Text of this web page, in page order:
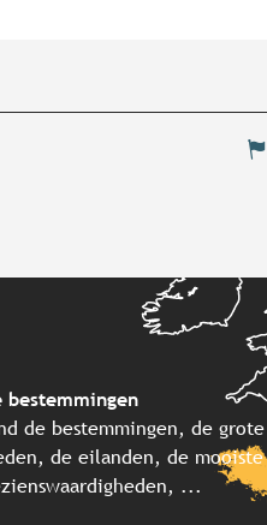
bestemmingen
de bestemmingen, de grote
de eilanden, de mooiste
...